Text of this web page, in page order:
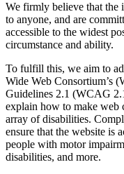
We firmly believe that the
to anyone, and are
accessible to the widest
circumstance and ability.
To fulfill this, we aim to
Wide Web Consortium’s
Guidelines 2.1 (WCAG
explain how to make web
array of disabilities.
ensure that the website is
people with motor
disabilities, and more.